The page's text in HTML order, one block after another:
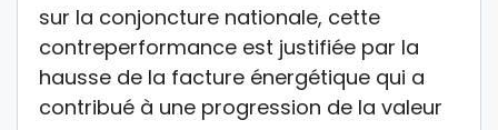
sur la conjoncture nationale, cette
contreperformance est justifiée par la
hausse de la facture énergétique qui a
contribué à une progression de la valeur